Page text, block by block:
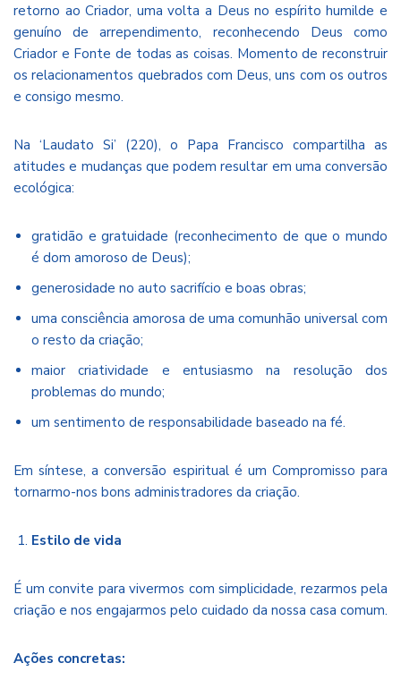
retorno ao Criador, uma volta a Deus no espírito humilde e
genuíno de arrependimento, reconhecendo Deus como
Criador e Fonte de todas as coisas. Momento de reconstruir
os relacionamentos quebrados com Deus, uns com os outros
e consigo mesmo.
Na ‘Laudato Si’ (220), o Papa Francisco compartilha as
atitudes e mudanças que podem resultar em uma conversão
ecológica:
gratidão e gratuidade (reconhecimento de que o mundo
é dom amoroso de Deus);
generosidade no auto sacrifício e boas obras;
uma consciência amorosa de uma comunhão universal com
o resto da criação;
maior criatividade e entusiasmo na resolução dos
problemas do mundo;
um sentimento de responsabilidade baseado na fé.
Em síntese, a conversão espiritual é um Compromisso para
tornarmo-nos bons administradores da criação.
Estilo de vida
É um convite para vivermos com simplicidade, rezarmos pela
criação e nos engajarmos pelo cuidado da nossa casa comum.
Ações concretas: